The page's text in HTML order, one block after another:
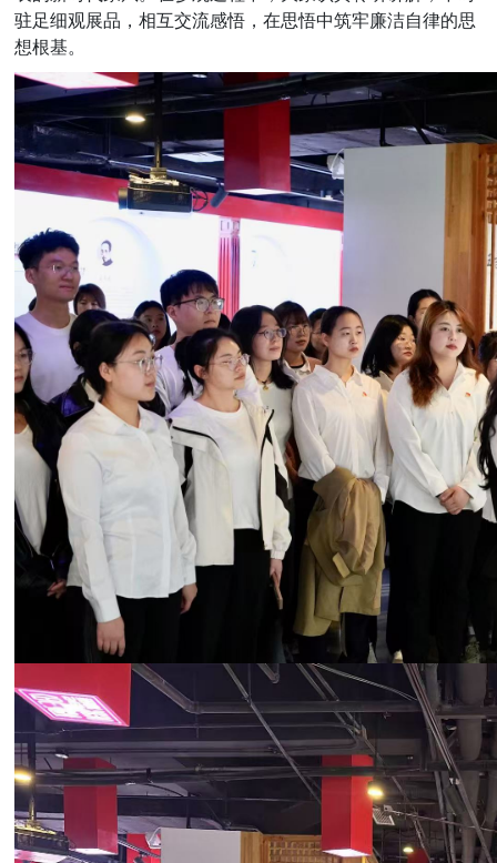
驻足细观展品，相互交流感悟，在思悟中筑牢廉洁自律的思
想根基。